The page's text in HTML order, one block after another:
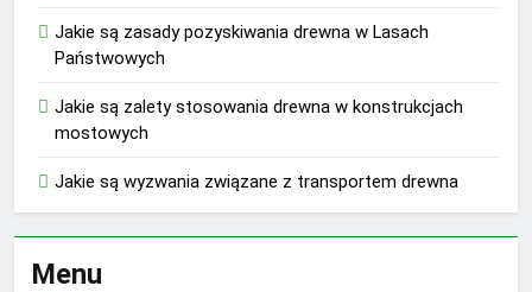
Jakie są zasady pozyskiwania drewna w Lasach
Państwowych
Jakie są zalety stosowania drewna w konstrukcjach
mostowych
Jakie są wyzwania związane z transportem drewna
Menu